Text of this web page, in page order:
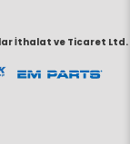
İthalat ve Ticaret Ltd.